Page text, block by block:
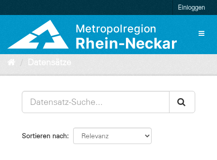
zum
Einloggen
Datensätze
Sortieren nach